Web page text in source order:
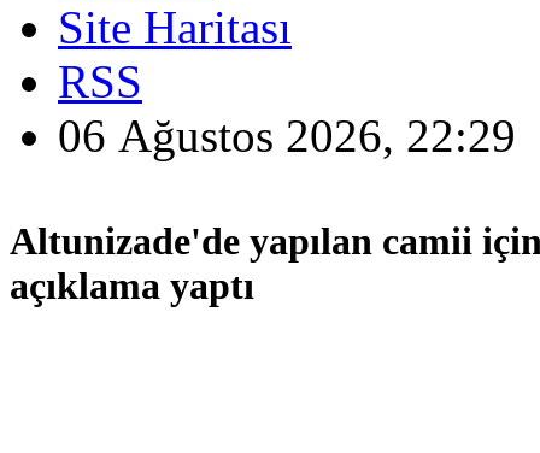
Site Haritası
RSS
06 Ağustos 2026, 22:29
Altunizade'de yapılan camii
açıklama yaptı